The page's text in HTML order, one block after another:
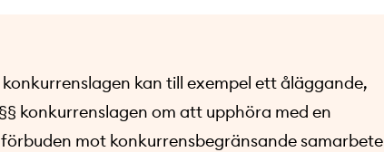
konkurrenslagen kan till exempel ett åläggande,
konkurrenslagen om att upphöra med en
mot konkurrensbegränsande samarbete